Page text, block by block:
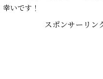
幸いです！
スポンサーリン